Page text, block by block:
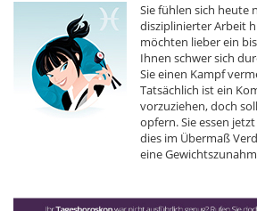
Sie fühlen sich heute
disziplinierter Arbeit
möchten lieber ein
Ihnen schwer sich
Sie einen Kampf
Tatsächlich ist ein
vorzuziehen, doch
opfern. Sie essen
dies im Übermaß
eine